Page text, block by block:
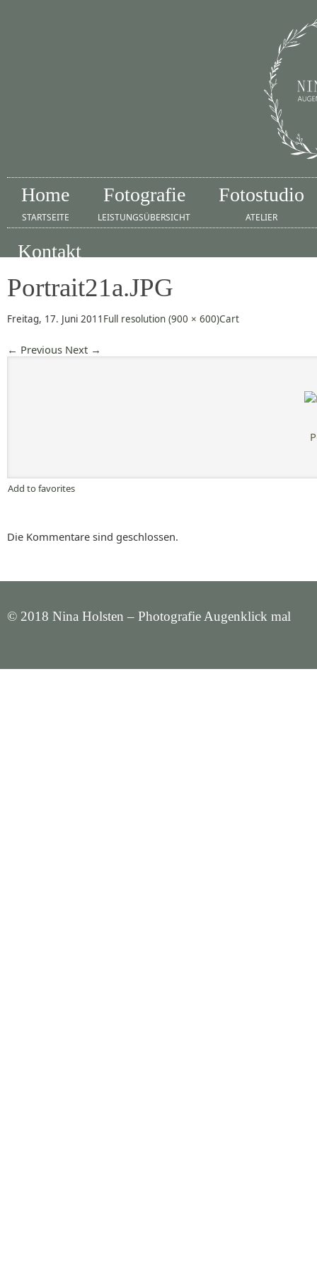
Home
STARTSEITE
Fotografie
LEISTUNGSÜBERSICHT
Fotostudio
ATELIER
Kontakt
Portrait21a.JPG
Freitag, 17. Juni 2011 Full resolution (900 × 600)Cart
← Previous Next →
Add to favorites
Die Kommentare sind geschlossen.
© 2018 Nina Holsten – Photografie Augenklick mal